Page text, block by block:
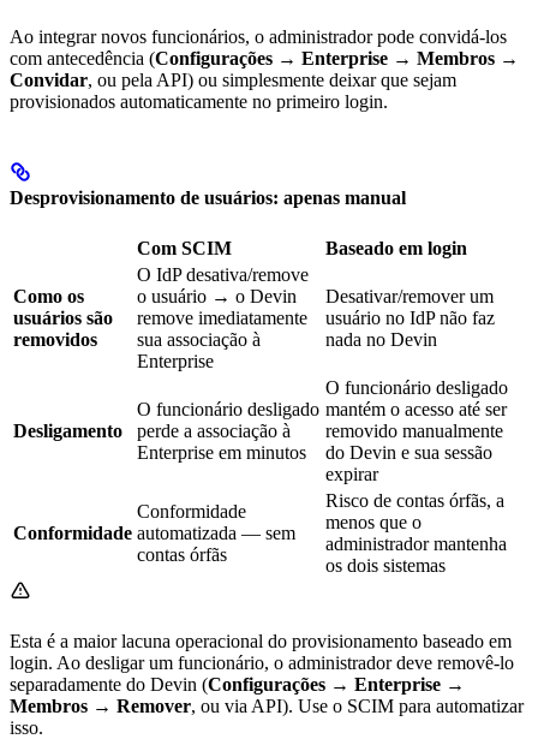
Ao integrar novos funcionários, o administrador pode convidá-los
com antecedência (Configurações → Enterprise → Membros →
Convidar, ou pela API) ou simplesmente deixar que sejam
provisionados automaticamente no primeiro login.
Desprovisionamento de usuários: apenas manual
Com SCIM Baseado em login
Como os
usuários são
removidos
O IdP desativa/remove
o usuário → o Devin
remove imediatamente
sua associação à
Enterprise
Desativar/remover um
usuário no IdP não faz
nada no Devin
Desligamento
O funcionário desligado
perde a associação à
Enterprise em minutos
O funcionário desligado
mantém o acesso até ser
removido manualmente
do Devin e sua sessão
expirar
Conformidade
Conformidade
automatizada — sem
contas órfãs
Risco de contas órfãs, a
menos que o
administrador mantenha
os dois sistemas
Esta é a maior lacuna operacional do provisionamento baseado em
login. Ao desligar um funcionário, o administrador deve removê-lo
separadamente do Devin (Configurações → Enterprise →
Membros → Remover, ou via API). Use o SCIM para automatizar
isso.